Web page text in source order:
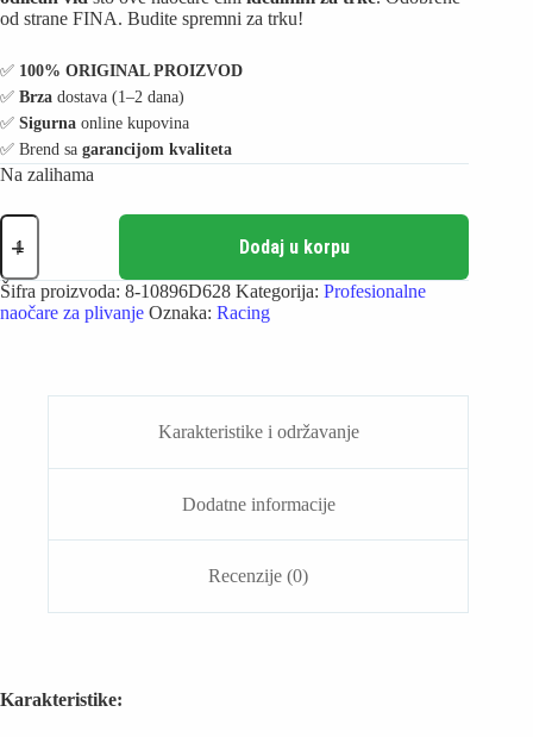
od strane FINA. Budite spremni za trku!
✅️ 100% ORIGINAL PROIZVOD
✅️ Brza dostava (1–2 dana)
✅️ Sigurna online kupovina
✅️ Brend sa garancijom kvaliteta
Na zalihama
Speedo
Fastskin
(Crvene)
-
Naočare
Dodaj u korpu
Šifra proizvoda: 8-10896D628 Kategorija: Profesionalne
naočare za plivanje Oznaka: Racing
Karakteristike i održavanje
Dodatne informacije
Recenzije (0)
Karakteristike: